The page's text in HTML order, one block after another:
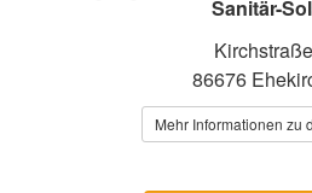
Sanitär-
86676
Mehr Informationen zu